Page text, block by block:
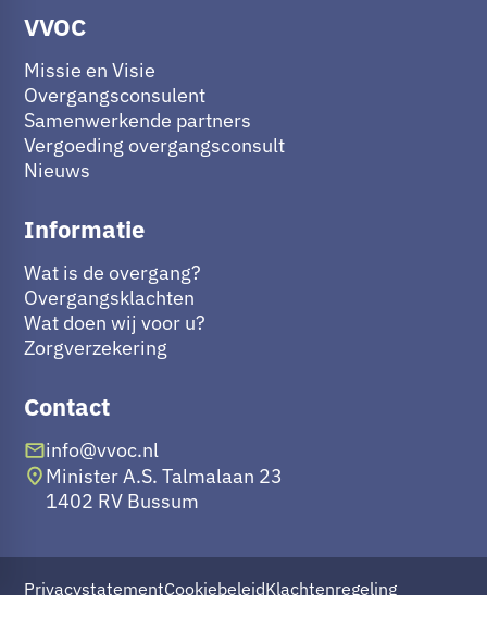
VVOC
Missie en Visie
Overgangsconsulent
Samenwerkende partners
Vergoeding overgangsconsult
Nieuws
Informatie
Wat is de overgang?
Overgangsklachten
Wat doen wij voor u?
Zorgverzekering
Contact
info@vvoc.nl
Minister A.S. Talmalaan 23
1402 RV Bussum
PrivacystatementCookiebeleidKlachtenregeling